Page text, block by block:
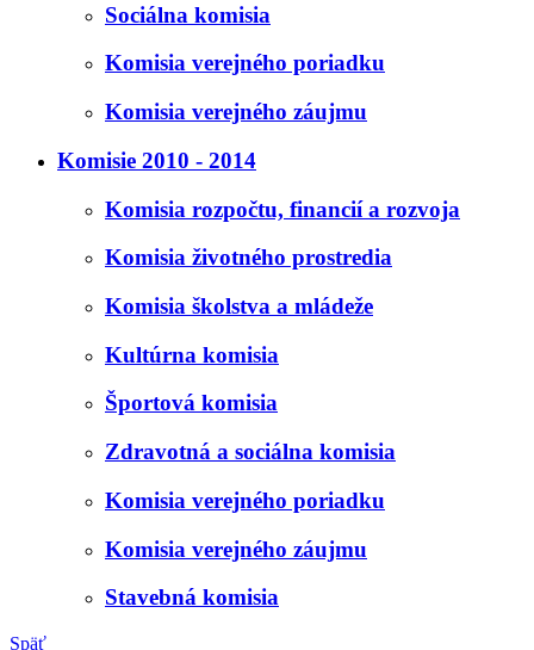
Sociálna komisia
Komisia verejného poriadku
Komisia verejného záujmu
Komisie 2010 - 2014
Komisia rozpočtu, financií a rozvoja
Komisia životného prostredia
Komisia školstva a mládeže
Kultúrna komisia
Športová komisia
Zdravotná a sociálna komisia
Komisia verejného poriadku
Komisia verejného záujmu
Stavebná komisia
Späť